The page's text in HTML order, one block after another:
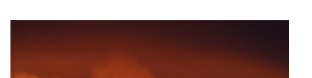
Navigation
de